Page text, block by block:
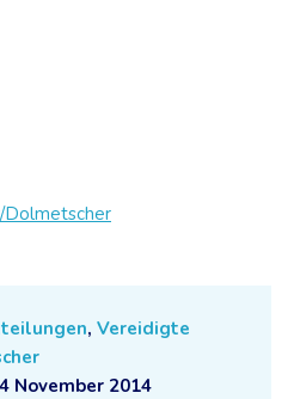
, Vereidigte
November 2014